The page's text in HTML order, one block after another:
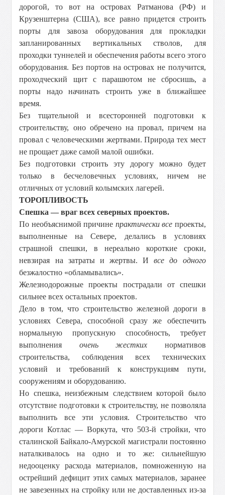
дорогой, то вот на островах Ратманова (РФ) и
Крузенштерна (США), все равно придется строить
порты для завоза оборудования для прокладки
запланированных вертикальных стволов, для
проходки туннелей и обеспечения работы всего этого
оборудования. Без портов на островах не получится,
проходческий щит с парашютом не сбросишь, а
порты надо начинать строить уже в ближайшее
время.
Без тщательной и всесторонней подготовки к
строительству, оно обречено на провал, причем на
провал с человеческими жертвами. Природа тех мест
не прощает даже самой малой ошибки.
Без подготовки строить эту дорогу можно будет
только в бесчеловечных условиях, ничем не
отличных от условий колымских лагерей.
ТОРОПЛИВОСТЬ
Спешка — враг всех северных проектов.
По необъяснимой причине практически все проекты,
выполненные на Севере, делались в условиях
страшной спешки, в нереально короткие сроки,
невзирая на затраты и жертвы. Ивсе до одного
безжалостно «обламывались».
Железнодорожные проекты пострадали от спешки
сильнее всех остальных проектов.
Дело в том, что строительство железной дороги в
условиях Севера, способной сразу же обеспечить
нормальную пропускную способность, требует
выполнения очень жестких нормативов
строительства, соблюдения всех технических
условий и требований к конструкциям пути,
сооружениям и оборудованию.
Но спешка, неизбежным следствием которой было
отсутствие подготовки к строительству, не позволяла
выполнить все эти условия. Строительство что
дороги Котлас — Воркута, что 503-й стройки, что
сталинской Байкало-Амурской магистрали постоянно
наталкивалось на одно и то же: сильнейшую
недооценку расхода материалов, помноженную на
острейший дефицит этих самых материалов, заранее
не завезенных на стройку или не доставленных из-за